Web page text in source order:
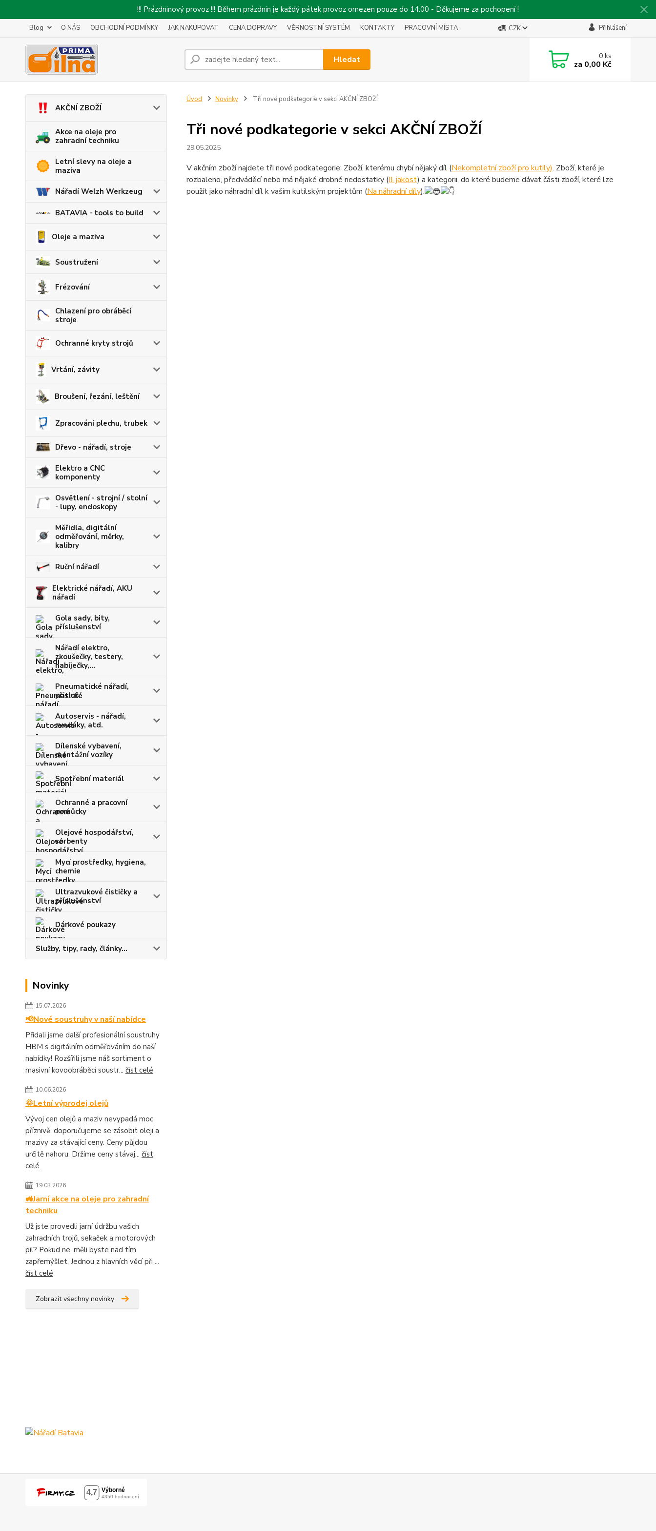
!!! Prázdninový provoz !!! Během prázdnin je každý pátek provoz omezen pouze do 14:00 - Děkujeme za pochopení !
Blog O NÁS OBCHODNÍ PODMÍNKY JAK NAKUPOVAT CENA DOPRAVY VĚRNOSTNÍ SYSTÉM KONTAKTY PRACOVNÍ MÍSTA CZK Přihlášení
Hledat 0ks
za 0,00 Kč
AKČNÍ ZBOŽÍ
Akce na oleje pro
zahradní techniku
Letní slevy na oleje a
maziva
Nářadí Welzh Werkzeug
BATAVIA - tools to build
Oleje a maziva
Soustružení
Frézování
Chlazení pro obráběcí
stroje
Ochranné kryty strojů
Vrtání, závity
Broušení, řezání, leštění
Zpracování plechu, trubek
Dřevo - nářadí, stroje
Elektro a CNC
komponenty
Osvětlení - strojní / stolní
- lupy, endoskopy
Měřidla, digitální
odměřování, měrky,
kalibry
Ruční nářadí
Elektrické nářadí, AKU
nářadí
Gola sady, bity,
příslušenství
Nářadí elektro,
zkoušečky, testery,
nabíječky,...
Pneumatické nářadí,
přísluš.
Autoservis - nářadí,
zvedáky, atd.
Dílenské vybavení,
montážní vozíky
Spotřební materiál
Ochranné a pracovní
pomůcky
Olejové hospodářství,
sorbenty
Mycí prostředky, hygiena,
chemie
Ultrazvukové čističky a
příslušenství
Dárkové poukazy
Služby, tipy, rady, články...
Novinky
15.07.2026
📢Nové soustruhy v naší nabídce
Přidali jsme další profesionální soustruhy
HBM s digitálním odměřováním do naší
nabídky! Rozšířili jsme náš sortiment o
masivní kovoobráběcí soustr... číst celé
10.06.2026
🌞Letní výprodej olejů
Vývoj cen olejů a maziv nevypadá moc
příznivě, doporučujeme se zásobit oleji a
mazivy za stávající ceny. Ceny půjdou
určitě nahoru. Držíme ceny stávaj... číst
celé
19.03.2026
🚜Jarní akce na oleje pro zahradní
techniku
Už jste provedli jarní údržbu vašich
zahradních trojů, sekaček a motorových
pil? Pokud ne, měli byste nad tím
zapřemýšlet. Jednou z hlavních věcí při ...
číst celé
Zobrazit všechny novinky
Úvod Novinky Tři nové podkategorie v sekci AKČNÍ ZBOŽÍ
Tři nové podkategorie v sekci AKČNÍ ZBOŽÍ
29.05.2025
V akčním zboží najdete tři nové podkategorie: Zboží, kterému chybí nějaký díl (Nekompletní zboží pro kutily). Zboží, které je
rozbaleno, předváděcí nebo má nějaké drobné nedostatky (II. jakost) a kategorii, do které budeme dávat části zboží, které lze
použít jako náhradní díl k vašim kutilským projektům (Na náhradní díly).